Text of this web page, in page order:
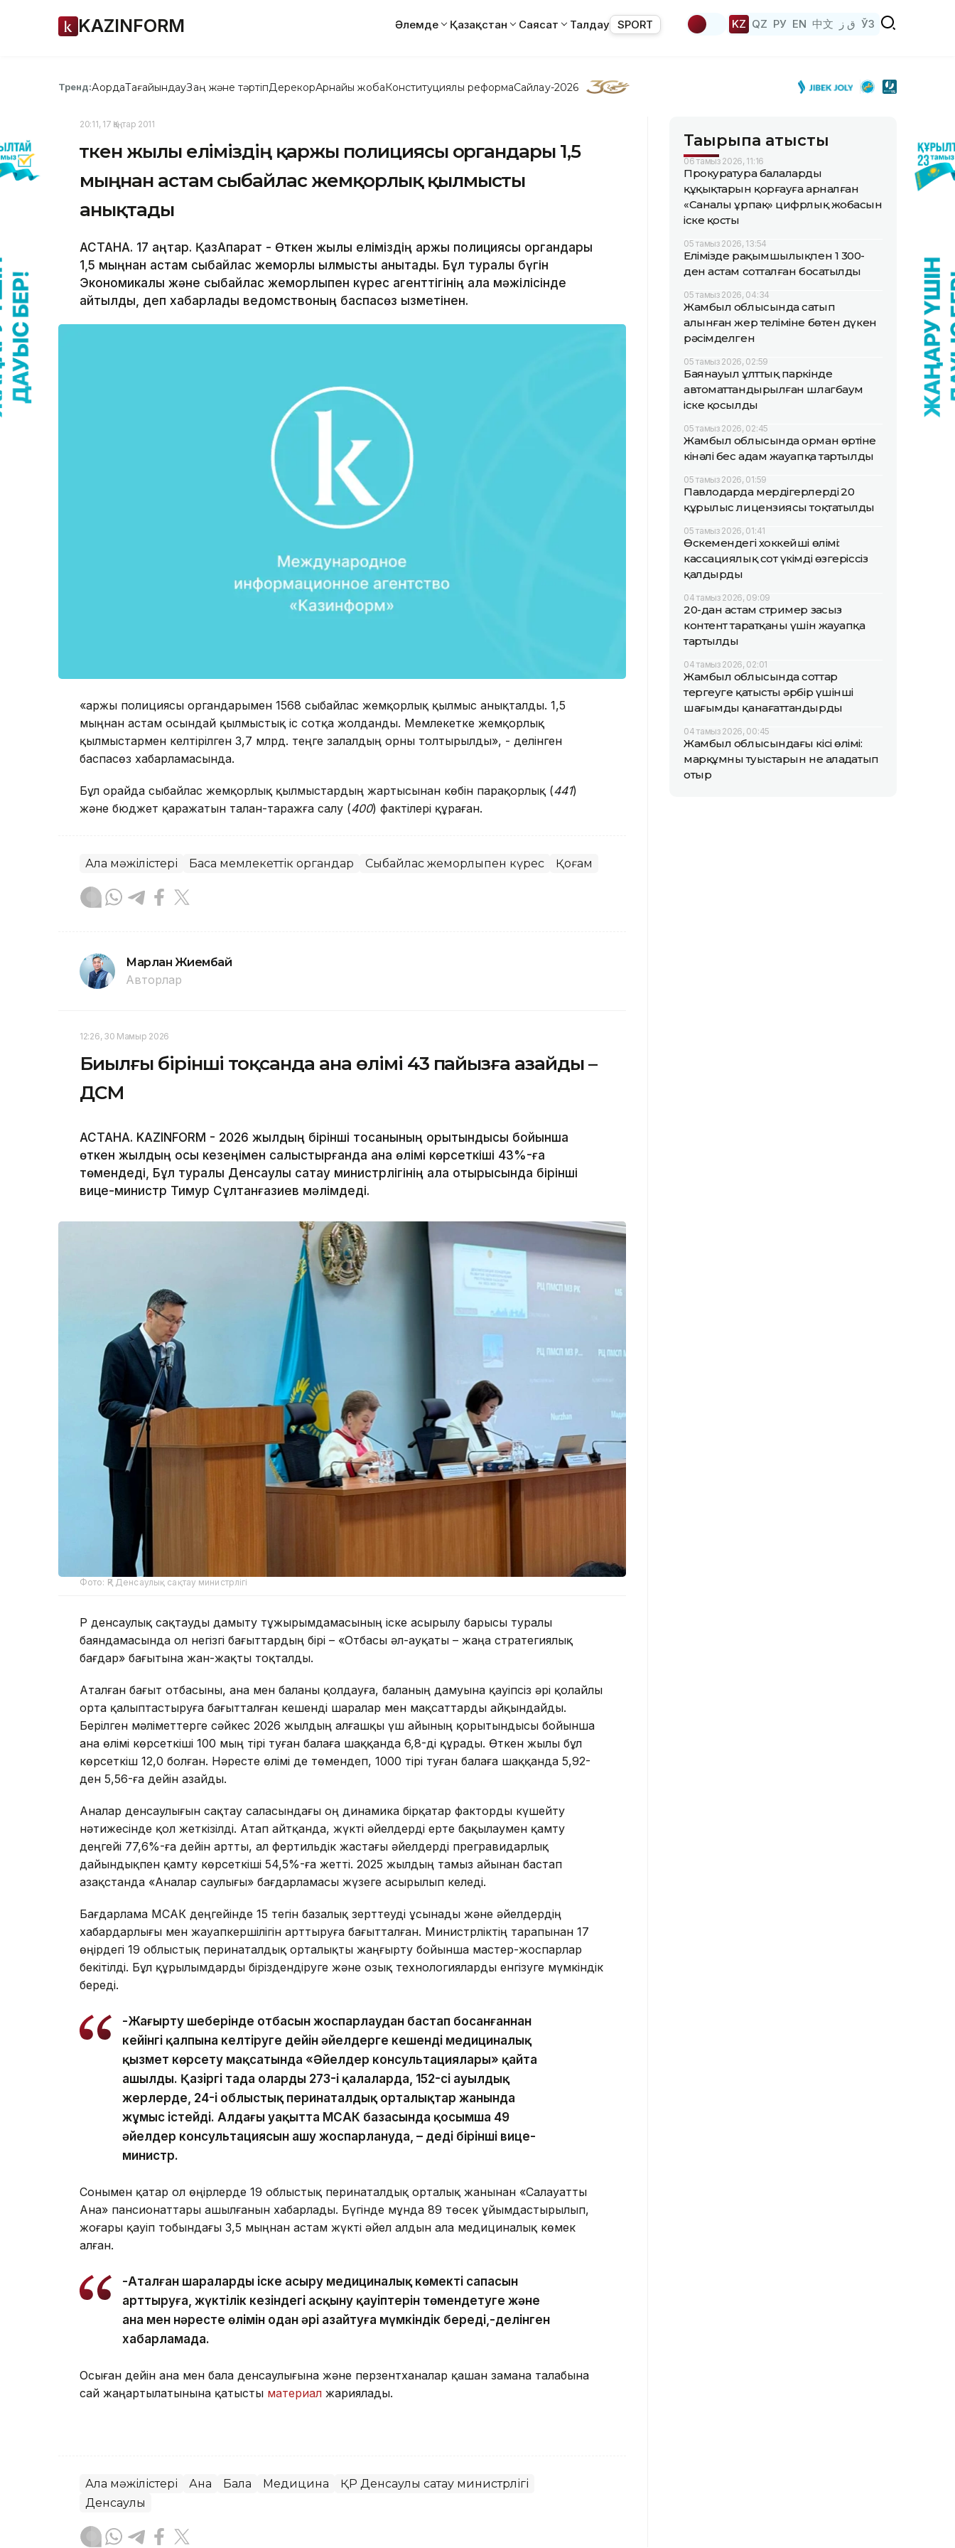
KAZINFORM Әлемде Қазақстан Саясат Талдау SPORT KZ QZ РУ EN 中文 ق ز ЎЗ
Тренд:АқордаТағайындауЗаң және тәртіпДерекқорАрнайы жобаКонституциялық реформаСайлау-2026
20:11, 17 Қаңтар 2011
Өткен жылы еліміздің қаржы полициясы органдары 1,5
мыңнан астам сыбайлас жемқорлық қылмысты
анықтады
АСТАНА. 17 қаңтар. ҚазАқпарат - Өткен жылы еліміздің қаржы полициясы органдары
1,5 мыңнан астам сыбайлас жемқорлық қылмысты анықтады. Бұл туралы бүгін
Экономикалық және сыбайлас жемқорлықпен күрес агенттігінің алқа мәжілісінде
айтылды, деп хабарлады ведомствоның баспасөз қызметінен.
«Қаржы полициясы органдарымен 1568 сыбайлас жемқорлық қылмыс анықталды. 1,5
мыңнан астам осындай қылмыстық іс сотқа жолданды. Мемлекетке жемқорлық
қылмыстармен келтірілген 3,7 млрд. теңге залалдың орны толтырылды», - делінген
баспасөз хабарламасында.
Бұл орайда сыбайлас жемқорлық қылмыстардың жартысынан көбін парақорлық (441)
және бюджет қаражатын талан-таражға салу (400) фактілері құраған.
Алқа мәжілістері Басқа мемлекеттік органдар Сыбайлас жемқорлықпен күрес Қоғам
Марлан Жиембай
Авторлар
12:26, 30 Мамыр 2026
Биылғы бірінші тоқсанда ана өлімі 43 пайызға азайды –
ДСМ
АСТАНА. KAZINFORM - 2026 жылдың бірінші тоқсанының қорытындысы бойынша
өткен жылдың осы кезеңімен салыстырғанда ана өлімі көрсеткіші 43%-ға
төмендеді, Бұл туралы Денсаулық сақтау министрлігінің алқа отырысында бірінші
вице-министр Тимур Сұлтанғазиев мәлімдеді.
Фото: ҚР Денсаулық сақтау министрлігі
ҚР денсаулық сақтауды дамыту тұжырымдамасының іске асырылу барысы туралы
баяндамасында ол негізгі бағыттардың бірі – «Отбасы әл-ауқаты – жаңа стратегиялық
бағдар» бағытына жан-жақты тоқталды.
Аталған бағыт отбасыны, ана мен баланы қолдауға, баланың дамуына қауіпсіз әрі қолайлы
орта қалыптастыруға бағытталған кешенді шаралар мен мақсаттарды айқындайды.
Берілген мәліметтерге сәйкес 2026 жылдың алғашқы үш айының қорытындысы бойынша
ана өлімі көрсеткіші 100 мың тірі туған балаға шаққанда 6,8-ді құрады. Өткен жылы бұл
көрсеткіш 12,0 болған. Нәресте өлімі де төмендеп, 1000 тірі туған балаға шаққанда 5,92-
ден 5,56-ға дейін азайды.
Аналар денсаулығын сақтау саласындағы оң динамика бірқатар факторды күшейту
нәтижесінде қол жеткізілді. Атап айтқанда, жүкті әйелдерді ерте бақылаумен қамту
деңгейі 77,6%-ға дейін артты, ал фертильдік жастағы әйелдерді прегравидарлық
дайындықпен қамту көрсеткіші 54,5%-ға жетті. 2025 жылдың тамыз айынан бастап
Қазақстанда «Аналар саулығы» бағдарламасы жүзеге асырылып келеді.
Бағдарлама МСАК деңгейінде 15 тегін базалық зерттеуді ұсынады және әйелдердің
хабардарлығы мен жауапкершілігін арттыруға бағытталған. Министрліктің тарапынан 17
өңірдегі 19 облыстық перинаталдық орталықты жаңғырту бойынша мастер-жоспарлар
бекітілді. Бұл құрылымдарды біріздендіруге және озық технологияларды енгізуге мүмкіндік
береді.
-Жаңғырту шеңберінде отбасын жоспарлаудан бастап босанғаннан
кейінгі қалпына келтіруге дейін әйелдерге кешенді медициналық
қызмет көрсету мақсатында «Әйелдер консультациялары» қайта
ашылды. Қазіргі таңда олардың 273-і қалаларда, 152-сі ауылдық
жерлерде, 24-і облыстық перинаталдық орталықтар жанында
жұмыс істейді. Алдағы уақытта МСАК базасында қосымша 49
әйелдер консультациясын ашу жоспарлануда, – деді бірінші вице-
министр.
Сонымен қатар ол өңірлерде 19 облыстық перинаталдық орталық жанынан «Салауатты
Ана» пансионаттары ашылғанын хабарлады. Бүгінде мұнда 89 төсек ұйымдастырылып,
жоғары қауіп тобындағы 3,5 мыңнан астам жүкті әйел алдын ала медициналық көмек
алған.
-Аталған шараларды іске асыру медициналық көмектің сапасын
арттыруға, жүктілік кезіндегі асқыну қауіптерін төмендетуге және
ана мен нәресте өлімін одан әрі азайтуға мүмкіндік береді,-делінген
хабарламада.
Осыған дейін ана мен бала денсаулығына және перзентханалар қашан замана талабына
сай жаңартылатынына қатысты материал жариялады.
Алқа мәжілістері Ана Бала Медицина
ҚР Денсаулық сақтау министрлігі
Денсаулық
Тақырыпқа қатысты
06 тамыз 2026, 11:16
Прокуратура балалардың
құқықтарын қорғауға арналған
«Саналы ұрпақ» цифрлық жобасын
іске қосты
05 тамыз 2026, 13:54
Елімізде рақымшылықпен 1 300-
ден астам сотталған босатылды
05 тамыз 2026, 04:34
Жамбыл облысында сатып
алынған жер теліміне бөтен дүкен
рәсімделген
05 тамыз 2026, 02:59
Баянауыл ұлттық паркінде
автоматтандырылған шлагбаум
іске қосылды
05 тамыз 2026, 02:45
Жамбыл облысында орман өртіне
кінәлі бес адам жауапқа тартылды
05 тамыз 2026, 01:59
Павлодарда мердігерлердің 20
құрылыс лицензиясы тоқтатылды
05 тамыз 2026, 01:41
Өскемендегі хоккейші өлімі:
кассациялық сот үкімді өзгеріссіз
қалдырды
04 тамыз 2026, 09:09
20-дан астам стример заңсыз
контент таратқаны үшін жауапқа
тартылды
04 тамыз 2026, 02:01
Жамбыл облысында соттар
тергеуге қатысты әрбір үшінші
шағымды қанағаттандырды
04 тамыз 2026, 00:45
Жамбыл облысындағы кісі өлімі:
марқұмның туыстарын не алаңдатып
отыр